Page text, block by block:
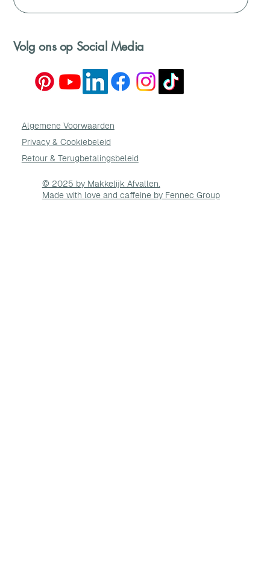
Volg ons op Social Media
Algemene Voorwaarden
Privacy & Cookiebeleid
Retour & Terugbetalingsbeleid
© 2025 by Makkelijk Afvallen.
Made with love and caffeine by Fennec Group